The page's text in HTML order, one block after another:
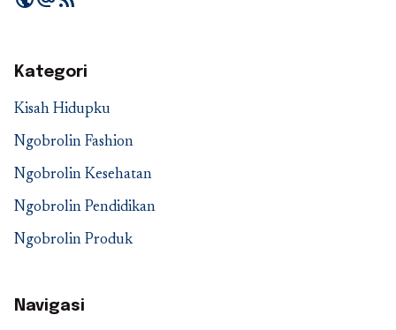
Kategori
Kisah Hidupku
Ngobrolin Fashion
Ngobrolin Kesehatan
Ngobrolin Pendidikan
Ngobrolin Produk
Navigasi